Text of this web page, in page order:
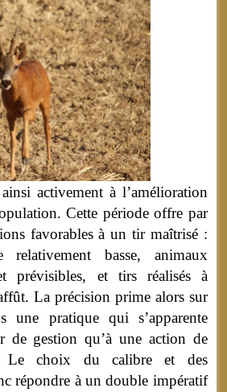
activement à l’amélioration
Cette période offre par
favorables à un tir maîtrisé :
relativement basse, animaux
prévisibles, et tirs réalisés à
La précision prime alors sur
une pratique qui s’apparente
de gestion qu’à une action de
Le choix du calibre et des
répondre à un double impératif